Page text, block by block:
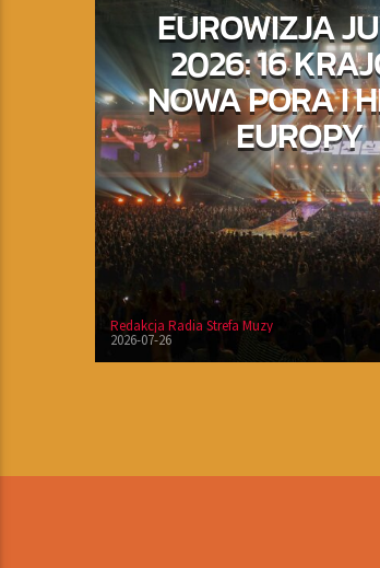
EUROWIZJA
2026: 16
NOWA PORA I
EUROPY
Redakcja Radia Strefa Muzy
2026-07-26